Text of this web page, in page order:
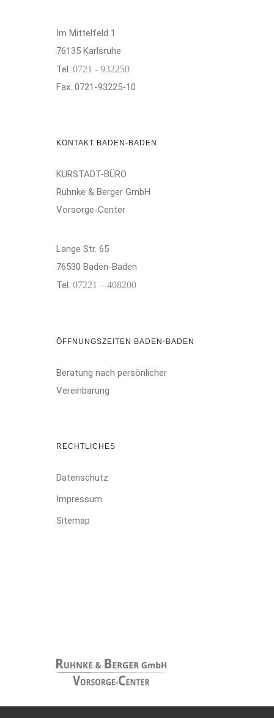
Im Mittelfeld 1
76135 Karlsruhe
Tel. 0721 - 932250
Fax. 0721-93225-10
KONTAKT BADEN-BADEN
KURSTADT-BÜRO
Ruhnke & Berger GmbH
Vorsorge-Center
Lange Str. 65
76530 Baden-Baden
Tel. 07221 – 408200
ÖFFNUNGSZEITEN BADEN-BADEN
Beratung nach persönlicher
Vereinbarung
RECHTLICHES
Datenschutz
Impressum
Sitemap